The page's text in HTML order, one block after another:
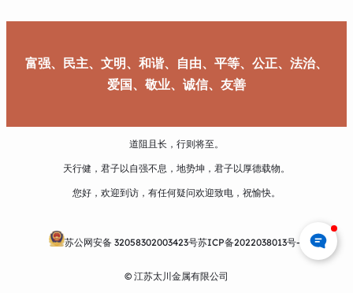
富强、民主、文明、和谐、自由、平等、公正、法治、
爱国、敬业、诚信、友善
道阻且长，行则将至。
天行健，君子以自强不息，地势坤，君子以厚德载物。
您好，欢迎到访，有任何疑问欢迎致电，祝愉快。
苏公网安备 32058302003423号苏ICP备2022038013号-1
© 江苏太川金属有限公司